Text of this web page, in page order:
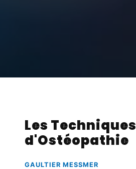
Les Techniques
d'Ostéopathie
GAULTIER MESSMER